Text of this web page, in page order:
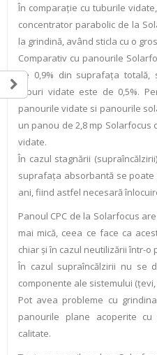
În comparaţie cu tuburile
concentrator parabolic de la
la grindină, având sticla cu o
Comparativ cu panourile
de 0,9% din suprafaţa
tuburi vidate este de 0,5%.
panourile vidate si panourile
un panou de 2,8 mp Solarfocus
vidate.
În cazul stagnării
suprafaţa absorbantă se
ani, fiind astfel necesară
Panoul CPC de la Solarfocus
mai mică, ceea ce face ca
chiar şi în cazul neutilizării într-
În cazul supraîncălzirii nu se
componente ale sistemului
Pot avea probleme cu
panourile plane acoperite
calitate.